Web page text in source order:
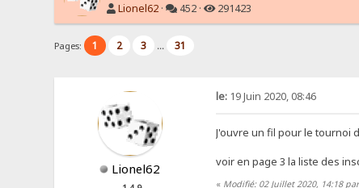
Lionel62 · 452 · 291423
Pages: 1 2 3 ... 31
Lionel62
le:19 Juin 2020, 08:46
J'ouvre un fil pour le tournoi
voir en page 3 la liste des
« Modifié: 02 Juillet 2020, 14:18